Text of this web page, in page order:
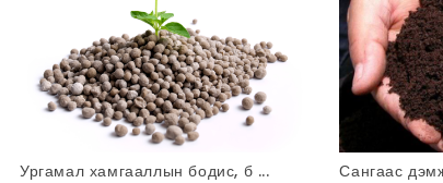
Ургамал хамгааллын бодис, б ... Сангаас